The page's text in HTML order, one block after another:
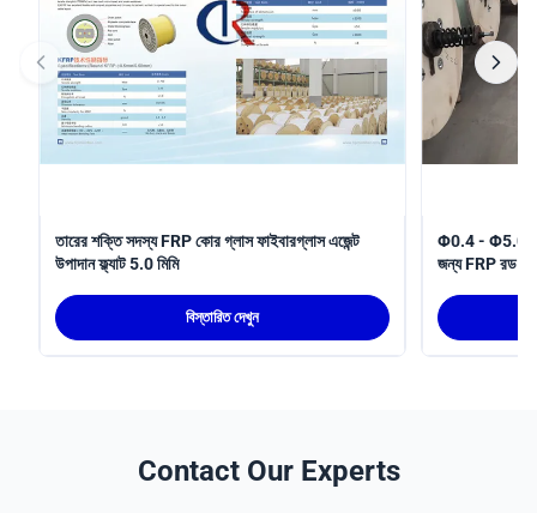
তারের শক্তি সদস্য FRP কোর গ্লাস ফাইবারগ্লাস এজেন্ট
উপাদান ফ্ল্যাট 5.0 মিমি
বিস্তারিত দেখুন
Φ0.4 - Φ5.0
জন্য FRP রড
Contact Our Experts